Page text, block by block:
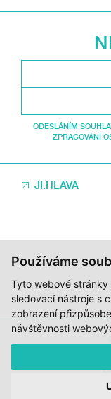
Používáme
Tyto webové
sledovací nástroje s
zobrazení
návštěvnosti
ODESLÁNÍM
ZPRACOVÁNÍ
JI.HLAVA
ZA PODPORY